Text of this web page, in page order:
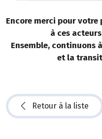
Encore merci pour
à ces
Ensemble, continuons
et la
Retour à la liste